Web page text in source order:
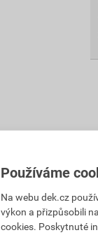
Používáme
Na webu dek.cz
výkon a přizpůsobili
cookies. Poskytnuté